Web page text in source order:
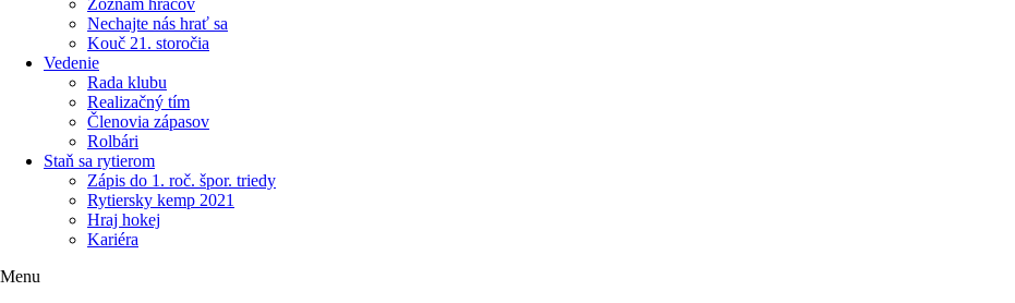
Zoznam hráčov
Nechajte nás hrať sa
Kouč 21. storočia
Vedenie
Rada klubu
Realizačný tím
Členovia zápasov
Rolbári
Staň sa rytierom
Zápis do 1. roč. špor. triedy
Rytiersky kemp 2021
Hraj hokej
Kariéra
Menu